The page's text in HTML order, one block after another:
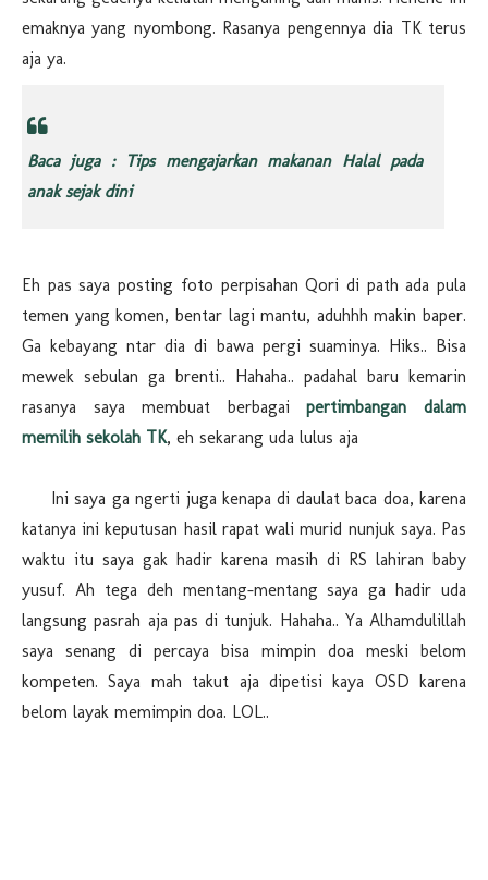
emaknya yang nyombong. Rasanya pengennya dia TK terus
aja ya.
Baca juga : Tips mengajarkan makanan Halal pada
anak sejak dini
Eh pas saya posting foto perpisahan Qori di path ada pula
temen yang komen, bentar lagi mantu, aduhhh makin baper.
Ga kebayang ntar dia di bawa pergi suaminya. Hiks.. Bisa
mewek sebulan ga brenti.. Hahaha.. padahal baru kemarin
rasanya saya membuat berbagaipertimbangan dalam
memilih sekolah TK, eh sekarang uda lulus aja
Ini saya ga ngerti juga kenapa di daulat baca doa, karena
katanya ini keputusan hasil rapat wali murid nunjuk saya. Pas
waktu itu saya gak hadir karena masih di RS lahiran baby
yusuf. Ah tega deh mentang-mentang saya ga hadir uda
langsung pasrah aja pas di tunjuk. Hahaha.. Ya Alhamdulillah
saya senang di percaya bisa mimpin doa meski belom
kompeten. Saya mah takut aja dipetisi kaya OSD karena
belom layak memimpin doa. LOL..